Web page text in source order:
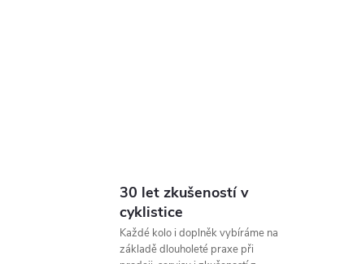
30 let zkušeností v
cyklistice
Každé kolo i doplněk vybíráme na
základě dlouholeté praxe při